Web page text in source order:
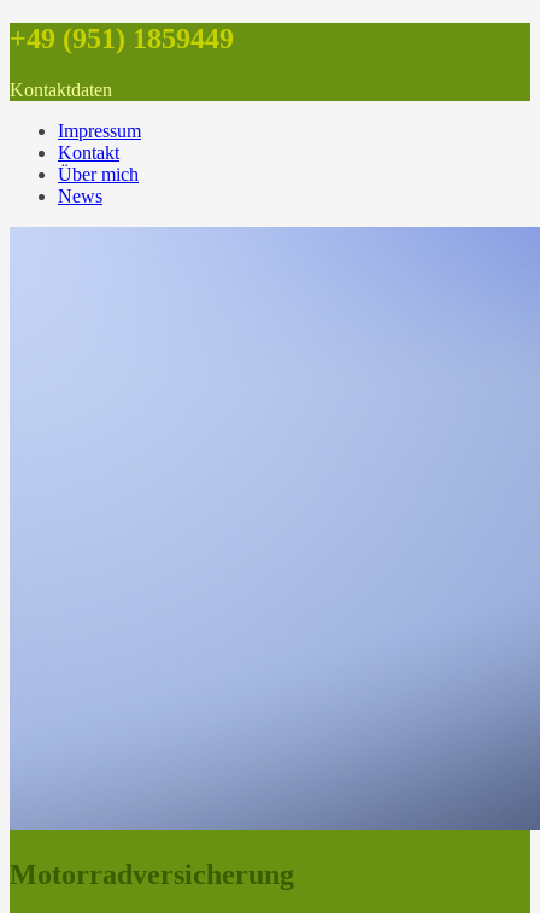
+49 (951) 1859449
Kontaktdaten
Impressum
Kontakt
Über mich
News
Motorradversicherung